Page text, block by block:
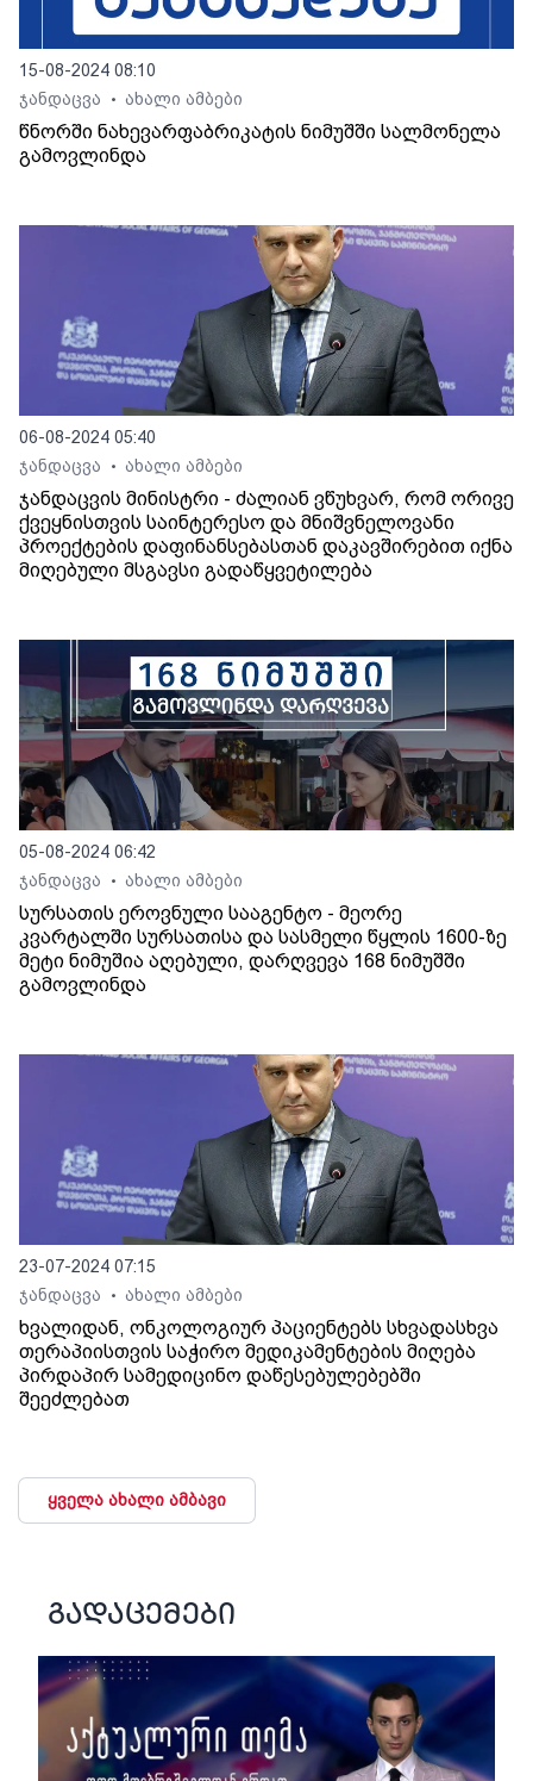
15-08-2024 08:10
ჯანდაცვა
• ახალი ამბები
წნორში ნახევარფაბრიკატის ნიმუშში სალმონელა
გამოვლინდა
06-08-2024 05:40
ჯანდაცვა
• ახალი ამბები
ჯანდაცვის მინისტრი - ძალიან ვწუხვარ, რომ ორივე
ქვეყნისთვის საინტერესო და მნიშვნელოვანი
პროექტების დაფინანსებასთან დაკავშირებით იქნა
მიღებული მსგავსი გადაწყვეტილება
05-08-2024 06:42
ჯანდაცვა
• ახალი ამბები
სურსათის ეროვნული სააგენტო - მეორე
კვარტალში სურსათისა და სასმელი წყლის 1600-ზე
მეტი ნიმუშია აღებული, დარღვევა 168 ნიმუშში
გამოვლინდა
23-07-2024 07:15
ჯანდაცვა
• ახალი ამბები
ხვალიდან, ონკოლოგიურ პაციენტებს სხვადასხვა
თერაპიისთვის საჭირო მედიკამენტების მიღება
პირდაპირ სამედიცინო დაწესებულებებში
შეეძლებათ
ყველა ახალი ამბავი
გადაცემები